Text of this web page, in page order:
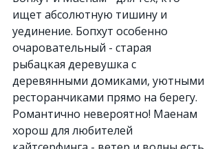
ищет абсолютную тишину и
уединение. Бопхут особенно
очаровательный - старая
рыбацкая деревушка с
деревянными домиками, уютными
ресторанчиками прямо на берегу.
Романтично невероятно! Маенам
хорош для любителей